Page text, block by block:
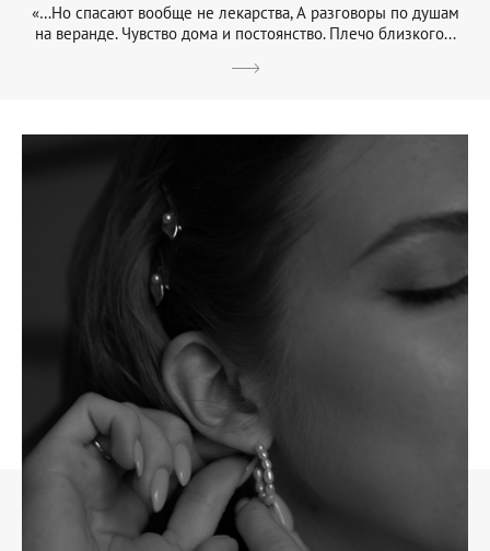
«…Но спасают вообще не лекарства, А разговоры по душам
на веранде. Чувство дома и постоянство. Плечо близкого...